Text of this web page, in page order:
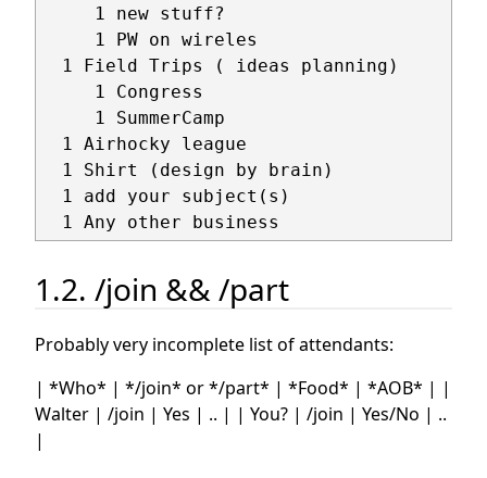
     1 new stuff?
     1 PW on wireles
  1 Field Trips ( ideas planning)
     1 Congress
     1 SummerCamp
  1 Airhocky league
  1 Shirt (design by brain)
  1 add your subject(s)
1.2. /join && /part
Probably very incomplete list of attendants:
| *Who* | */join* or */part* | *Food* | *AOB* | |
Walter | /join | Yes | .. | | You? | /join | Yes/No | ..
|